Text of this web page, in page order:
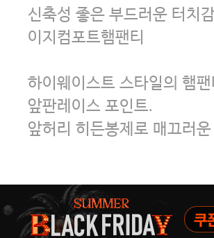
[썸머블프] 2만원 할인
신축성 좋은 부드러운 터치
이지컴포트햄팬티
하이웨이스트 스타일의 햄팬
앞판레이스 포인트.
앞허리 히든봉제로 매끄러